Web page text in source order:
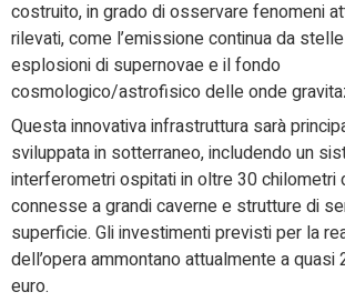
costruito, in grado di osservare fenomeni
rilevati, come l’emissione continua da
esplosioni di supernovae e il fondo
cosmologico/astrofisico delle onde
Questa innovativa infrastruttura sarà
sviluppata in sotterraneo, includendo un
interferometri ospitati in oltre 30 chilometri
connesse a grandi caverne e strutture di
superficie. Gli investimenti previsti per la
dell’opera ammontano attualmente a quasi
euro.